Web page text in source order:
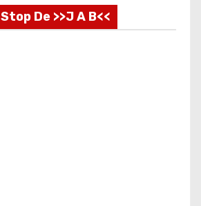
Stop De >>J A B<<